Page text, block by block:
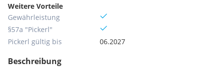
Weitere Vorteile
Gewährleistung
§57a "Pickerl"
Pickerl gültig bis
06.2027
Beschreibung